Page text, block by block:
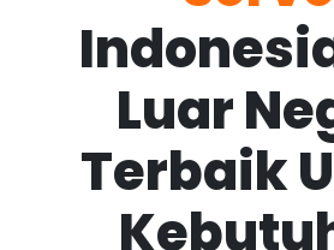
Luar
Terbaik